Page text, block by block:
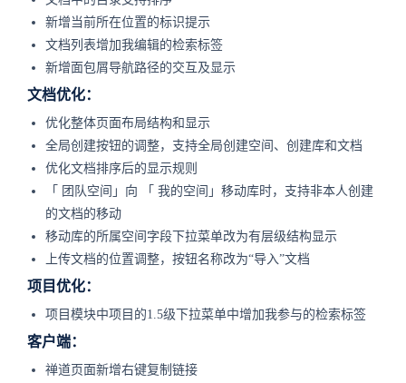
新增当前所在位置的标识提示
文档列表增加我编辑的检索标签
新增面包屑导航路径的交互及显示
文档优化：
优化整体页面布局结构和显示
全局创建按钮的调整，支持全局创建空间、创建库和文档
优化文档排序后的显示规则
「
团队空间 」向 「 我的空间 」 移动库时，支持非本人创建
的文档的移动
移动库的所属空间字段下拉菜单改为有层级结构显示
上传文档的位置调整，按钮名称改为“导入”文档
项目优化：
项目模块中项目的1.5级下拉菜单中增加我参与的检索标签
客户端：
禅道页面新增右键复制链接